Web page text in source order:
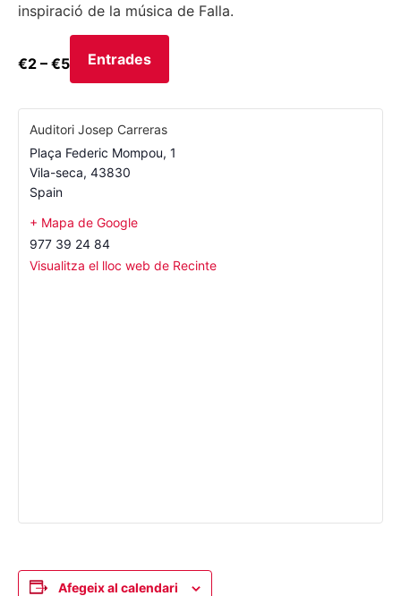
inspiració de la música de Falla.
€2 – €5 Entrades
Auditori Josep Carreras
Plaça Federic Mompou, 1
Vila-seca, 43830
Spain
+ Mapa de Google
977 39 24 84
Visualitza el lloc web de Recinte
Afegeix al calendari